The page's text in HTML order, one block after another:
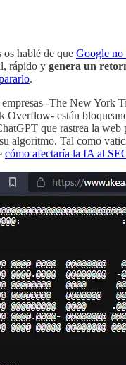
os hablé de que Google no
rápido y genera un
.
-The New York
Overflow- están
que rastrea la web
algoritmo. Tal como
cómo afectaría la IA al